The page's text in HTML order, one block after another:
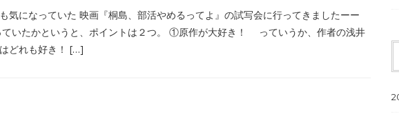
気になっていた 映画『桐島、部活やめるってよ』の試写会に行ってきましたーー
ていたかというと、ポイントは２つ。 ①原作が大好き！ っていうか、作者の浅井
どれも好き！ […]